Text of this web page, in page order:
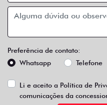
Preferência de contato:
Whatsapp
Telefone
Li e aceito a Política de
comunicações da